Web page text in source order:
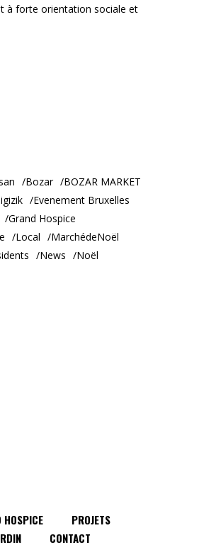
à forte orientation sociale et
Bozar
BOZAR MARKET
Evenement Bruxelles
Grand Hospice
Local
MarchédeNoël
News Noël
HOSPICE
PROJETS
CONTACT